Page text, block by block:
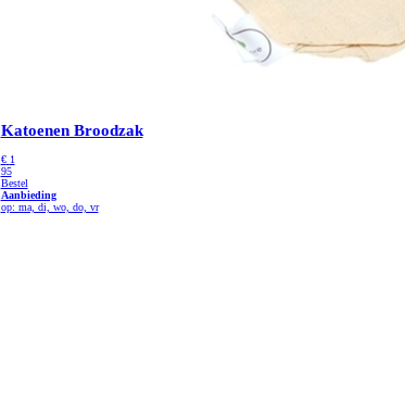
Katoenen Broodzak
€ 1
95
Bestel
Aanbieding
op: ma, di, wo, do, vr